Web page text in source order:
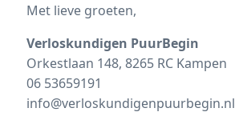
Met lieve groeten,
Verloskundigen PuurBegin
Orkestlaan 148, 8265 RC Kampen
06 53659191
info@verloskundigenpuurbegin.nl